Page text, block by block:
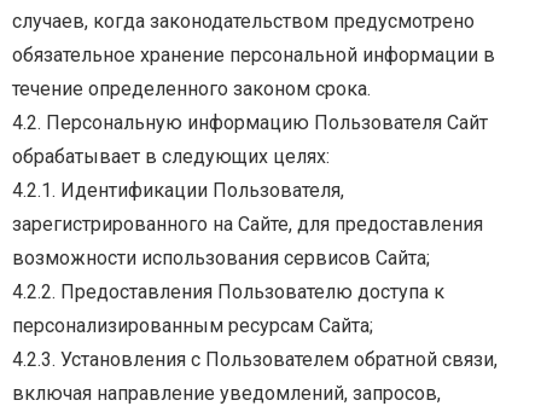
случаев, когда законодательством предусмотрено
обязательное хранение персональной информации в
течение определенного законом срока.
4.2. Персональную информацию Пользователя Сайт
обрабатывает в следующих целях:
4.2.1. Идентификации Пользователя,
зарегистрированного на Сайте, для предоставления
возможности использования сервисов Сайта;
4.2.2. Предоставления Пользователю доступа к
персонализированным ресурсам Сайта;
4.2.3. Установления с Пользователем обратной связи,
включая направление уведомлений, запросов,